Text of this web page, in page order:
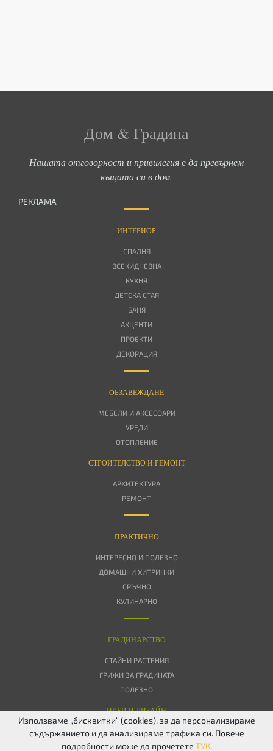
Дом & Градина
Нашата отговорност и привилегия е да превърнем
къщата си в дом.
РЕКЛАМА
ИНТЕРИОР
СПАЛНЯ
ВСЕКИДНЕВНА
КУХНЯ
ДЕТСКА СТАЯ
БАНЯ
АКЦЕНТИ
ПРОЕКТИ
ДЕКОРАЦИЯ
OБЗАВЕЖДАНЕ
МЕБЕЛИ И АКСЕСОАРИ
УРЕДИ
ОТОПЛЕНИЕ
СТРОИТЕЛСТВО И РЕМОНТ
АРХИТЕКТУРА
РЕМОНТ
ПРАКТИЧНО
ИНТЕРЕСНО И ПОЛЕЗНО
ДОМАШНИ ХИТРИНКИ
СРЪЧНО
КУЛИНАРНО
ГРАДИНАРСТВО
СТАЙНИ РАСТЕНИЯ
ГРИЖИ ЗА ГРАДИНАТА
ПОЛЕЗНО
ИДЕИ И ДИЗАЙН
ПОВЕРИТЕЛНОСТ БИСКВИТКИ КОНТАКТИ
Използваме „бисквитки“ (cookies), за да персонализираме
съдържанието и да анализираме трафика си. Повече
подробности може да прочетете ТУК.